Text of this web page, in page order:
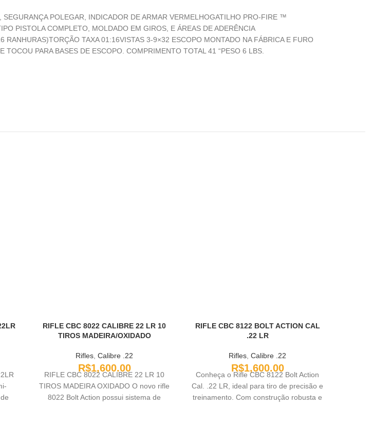
POLEGAR, INDICADOR DE ARMAR VERMELHOGATILHO PRO-FIRE ™
PISTOLA COMPLETO, MOLDADO EM GIROS, E ÁREAS DE ADERÊNCIA
TAXA 01:16VISTAS 3-9×32 ESCOPO MONTADO NA FÁBRICA E FURO
PARA BASES DE ESCOPO. COMPRIMENTO TOTAL 41 “PESO 6 LBS.
RIFLE CBC 8022 CALIBRE 22 LR 10
TIROS MADEIRA/OXIDADO
Rifles Calibre .22
R$1,600.00
RIFLE CBC 8022 CALIBRE 22 LR 10
TIROS MADEIRA OXIDADO O novo rifle
8022 Bolt Action possui sistema de
RIFLE CBC 8122 BOLT ACTION CAL
.22 LR
Rifles Calibre .22
R$1,600.00
Conheça o Rifle CBC 8122 Bolt Action
Cal. .22 LR, ideal para tiro de precisão e
treinamento. Com construção robusta e